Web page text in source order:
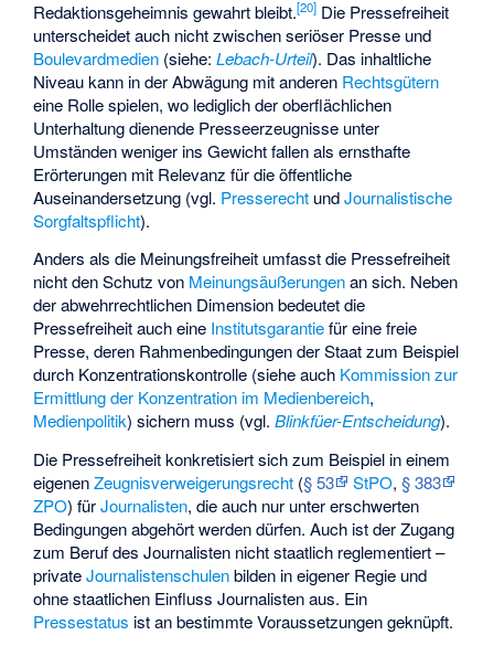
Redaktionsgeheimnis gewahrt bleibt.[20] Die Pressefreiheit
unterscheidet auch nicht zwischen seriöser Presse und
Boulevardmedien (siehe:Lebach-Urteil). Das inhaltliche
Niveau kann in der Abwägung mit anderen Rechtsgütern
eine Rolle spielen, wo lediglich der oberflächlichen
Unterhaltung dienende Presseerzeugnisse unter
Umständen weniger ins Gewicht fallen als ernsthafte
Erörterungen mit Relevanz für die öffentliche
Auseinandersetzung (vgl. Presserecht undJournalistische
Sorgfaltspflicht).
Anders als die Meinungsfreiheit umfasst die Pressefreiheit
nicht den Schutz von Meinungsäußerungenan sich. Neben
der abwehrrechtlichen Dimension bedeutet die
Pressefreiheit auch eine Institutsgarantiefür eine freie
Presse, deren Rahmenbedingungen der Staat zum Beispiel
durch Konzentrationskontrolle (siehe auch Kommission zur
Ermittlung der Konzentration im Medienbereich,
Medienpolitik) sichern muss (vgl.Blinkfüer-Entscheidung).
Die Pressefreiheit konkretisiert sich zum Beispiel in einem
eigenenZeugnisverweigerungsrecht (§ 53 StPO,§ 383
ZPO) fürJournalisten, die auch nur unter erschwerten
Bedingungen abgehört werden dürfen. Auch ist der Zugang
zum Beruf des Journalisten nicht staatlich reglementiert –
privateJournalistenschulenbilden in eigener Regie und
ohne staatlichen Einfluss Journalisten aus. Ein
Pressestatus ist an bestimmte Voraussetzungen geknüpft.